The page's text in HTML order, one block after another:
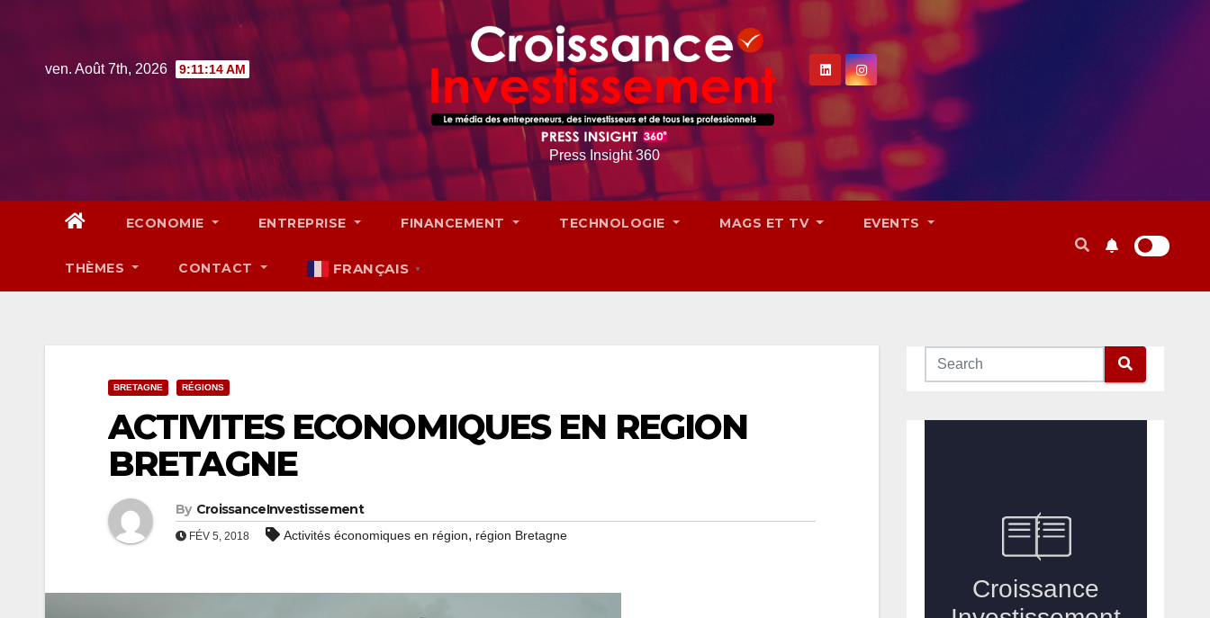
contentven. Août 7th, 2026 9:11:15 AM
Press Insight 360
ECONOMIE ENTREPRISE FINANCEMENT TECHNOLOGIE MAGS ET TV EVENTS
THÈMES CONTACT FRANÇAIS ▼
BRETAGNE RÉGIONS
ACTIVITES ECONOMIQUES EN REGION
BRETAGNE
By CroissanceInvestissement
FÉV 5, 2018 Activités économiques en région, région Bretagne